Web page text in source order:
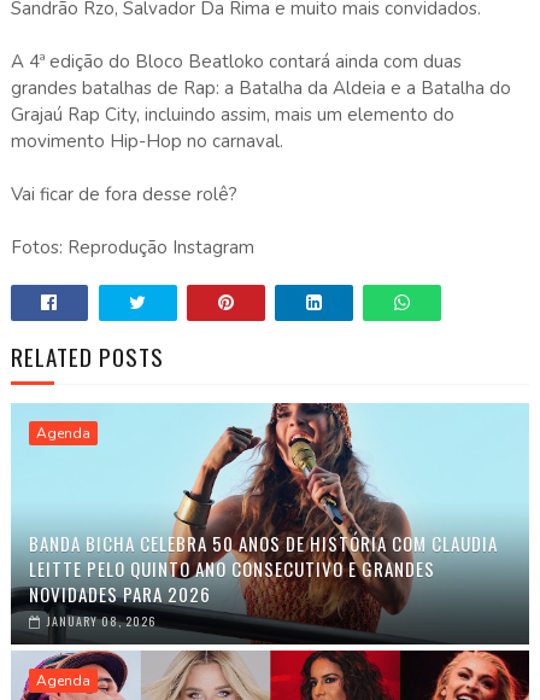
Sandrão Rzo, Salvador Da Rima e muito mais convidados.
A 4ª edição do Bloco Beatloko contará ainda com duas
grandes batalhas de Rap: a Batalha da Aldeia e a Batalha do
Grajaú Rap City, incluindo assim, mais um elemento do
movimento Hip-Hop no carnaval.
Vai ficar de fora desse rolê?
Fotos: Reprodução Instagram
RELATED POSTS
Agenda
BANDA BICHA CELEBRA 50 ANOS DE HISTÓRIA COM CLAUDIA
LEITTE PELO QUINTO ANO CONSECUTIVO E GRANDES
NOVIDADES PARA 2026
JANUARY 08, 2026
Agenda